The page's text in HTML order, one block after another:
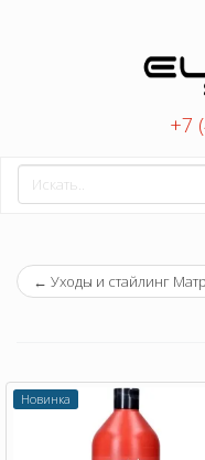
+7
← Уходы и стайлинг
Новинка